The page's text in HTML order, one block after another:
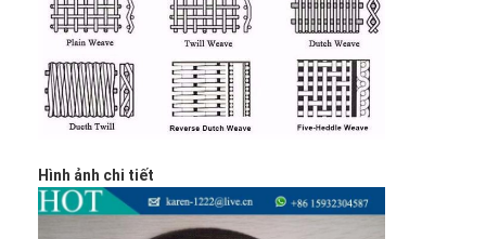
Về chúng tôi
Tham quan nhà máy
Kiểm soát chất lượng
Tin tức
Hình ảnh chi tiết